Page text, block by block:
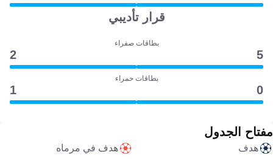
قرار تأديبي
بطاقات صفراء
5
2
بطاقات حمراء
0
1
مفتاح الجدول
هدف هدف في مرماه